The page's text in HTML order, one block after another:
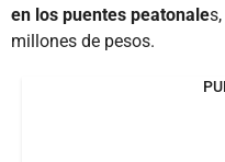
en los puentes peatonale
millones de pesos.